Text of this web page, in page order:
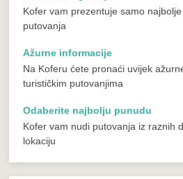
Kofer vam prezentuje samo
putovanja
Ažurne informacije
Na Koferu ćete pronaći uvijek
turističkim putovanjima
Odaberite najbolju punudu
Kofer vam nudi putovanja iz raznih
lokaciju